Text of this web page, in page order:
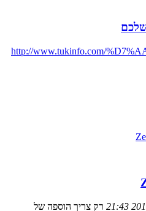
http://www.tukinfo.com/
רק צריך הוספה של